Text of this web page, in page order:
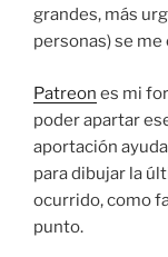
grandes, más
personas) se
Patreon es mi
poder apartar
aportación
para dibujar la
ocurrido, como
punto.